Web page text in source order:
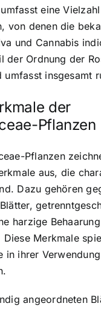
eine
von denen die
und Cannabis
der Ordnung der
umfasst insgesamt
der
Pflanzen
Pflanzen
aus, die
Dazu gehören
harzige
Diese Merkmale
in ihrer
angeordneten